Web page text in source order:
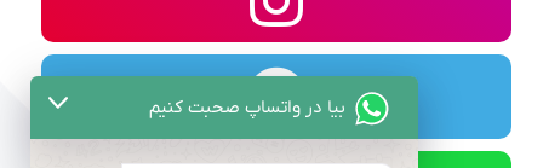
بیا در واتساپ صحبت کنیم